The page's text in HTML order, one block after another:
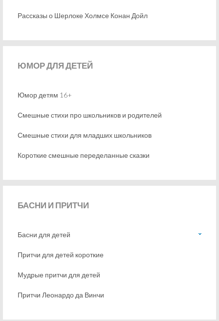
Рассказы о Шерлоке Холмсе Конан Дойл
ЮМОРДЛЯ ДЕТЕЙ
Юмор детям 16+
Смешные стихи про школьников и родителей
Смешные стихи для младших школьников
Короткие смешные переделанные сказки
БАСНИ И ПРИТЧИ
Басни для детей
Притчи для детей короткие
Мудрые притчи для детей
Притчи Леонардо да Винчи